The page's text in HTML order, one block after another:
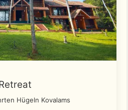
Hügeln Kovalams